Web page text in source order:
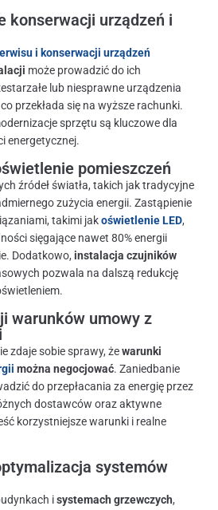
konserwacji urządzeń i
i konserwacji urządzeń
może prowadzić do ich
lub niesprawne urządzenia
przekłada się na wyższe rachunki.
sprzętu są kluczowe dla
energetycznej.
pomieszczeń
źródeł światła, takich jak tradycyjne
zużycia energii. Zastąpienie
takimi jakoświetlenie LED,
sięgające nawet 80% energii
Dodatkowo, instalacja czujników
pozwala na dalszą redukcję
warunków umowy z
zdaje sobie sprawy, żewarunki
można negocjować. Zaniedbanie
do przepłacania za energię przez
dostawców oraz aktywne
korzystniejsze warunki i realne
systemów
isystemach grzewczych,